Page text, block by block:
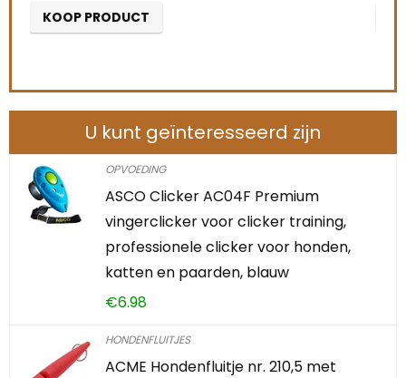
KOOP PRODUCT
U kunt geïnteresseerd zijn
OPVOEDING
ASCO Clicker AC04F Premium
vingerclicker voor clicker training,
professionele clicker voor honden,
katten en paarden, blauw
€6.98
HONDENFLUITJES
ACME Hondenfluitje nr. 210,5 met